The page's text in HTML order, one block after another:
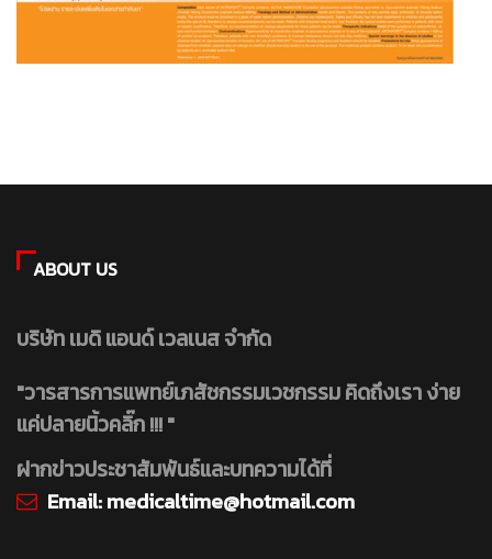
ABOUT US
บริษัท เมดิ แอนด์ เวลเนส จำกัด
"วารสารการแพทย์เภสัชกรรมเวชกรรม คิดถึงเรา ง่าย
แค่ปลายนิ้วคลิ๊ก !!! "
ฝากข่าวประชาสัมพันธ์และบทความได้ที่
Email:medicaltime@hotmail.com